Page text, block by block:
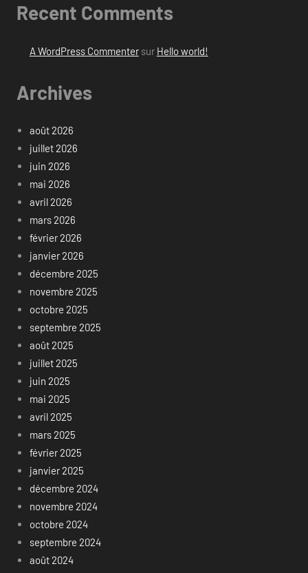
Recent Comments
A WordPress Commentersur Hello world!
Archives
août 2026
juillet 2026
juin 2026
mai 2026
avril 2026
mars 2026
février 2026
janvier 2026
décembre 2025
novembre 2025
octobre 2025
septembre 2025
août 2025
juillet 2025
juin 2025
mai 2025
avril 2025
mars 2025
février 2025
janvier 2025
décembre 2024
novembre 2024
octobre 2024
septembre 2024
août 2024